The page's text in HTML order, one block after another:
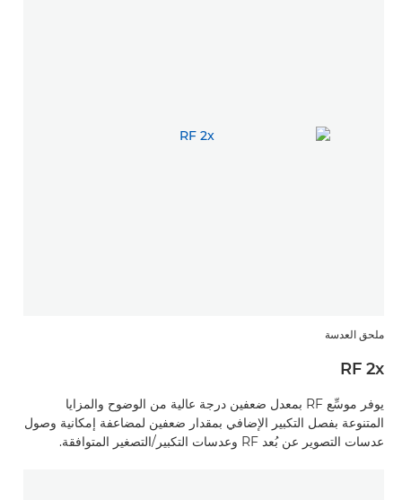
ملحق العدسة
RF 2x
يوفر موسِّع RF بمعدل ضعفين درجة عالية من الوضوح والمزايا
المتنوعة بفصل التكبير الإضافي بمقدار ضعفين لمضاعفة إمكانية وصول
عدسات التصوير عن بُعد RF وعدسات التكبير/التصغير المتوافقة.